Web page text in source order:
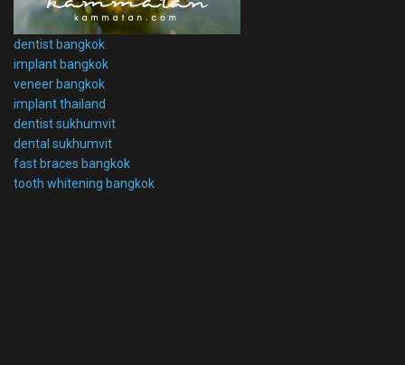
dentist bangkok
implant bangkok
veneer bangkok
implant thailand
dentist sukhumvit
dental sukhumvit
fast braces bangkok
tooth whitening bangkok